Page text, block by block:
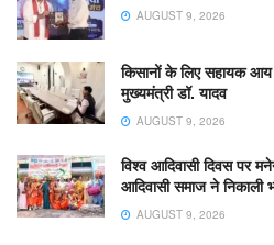
AUGUST 9, 2026
किसानों के लिए सहायक आय
मुख्यमंत्री डॉ. यादव
AUGUST 9, 2026
विश्व आदिवासी दिवस पर
आदिवासी समाज ने निकाली
AUGUST 9, 2026